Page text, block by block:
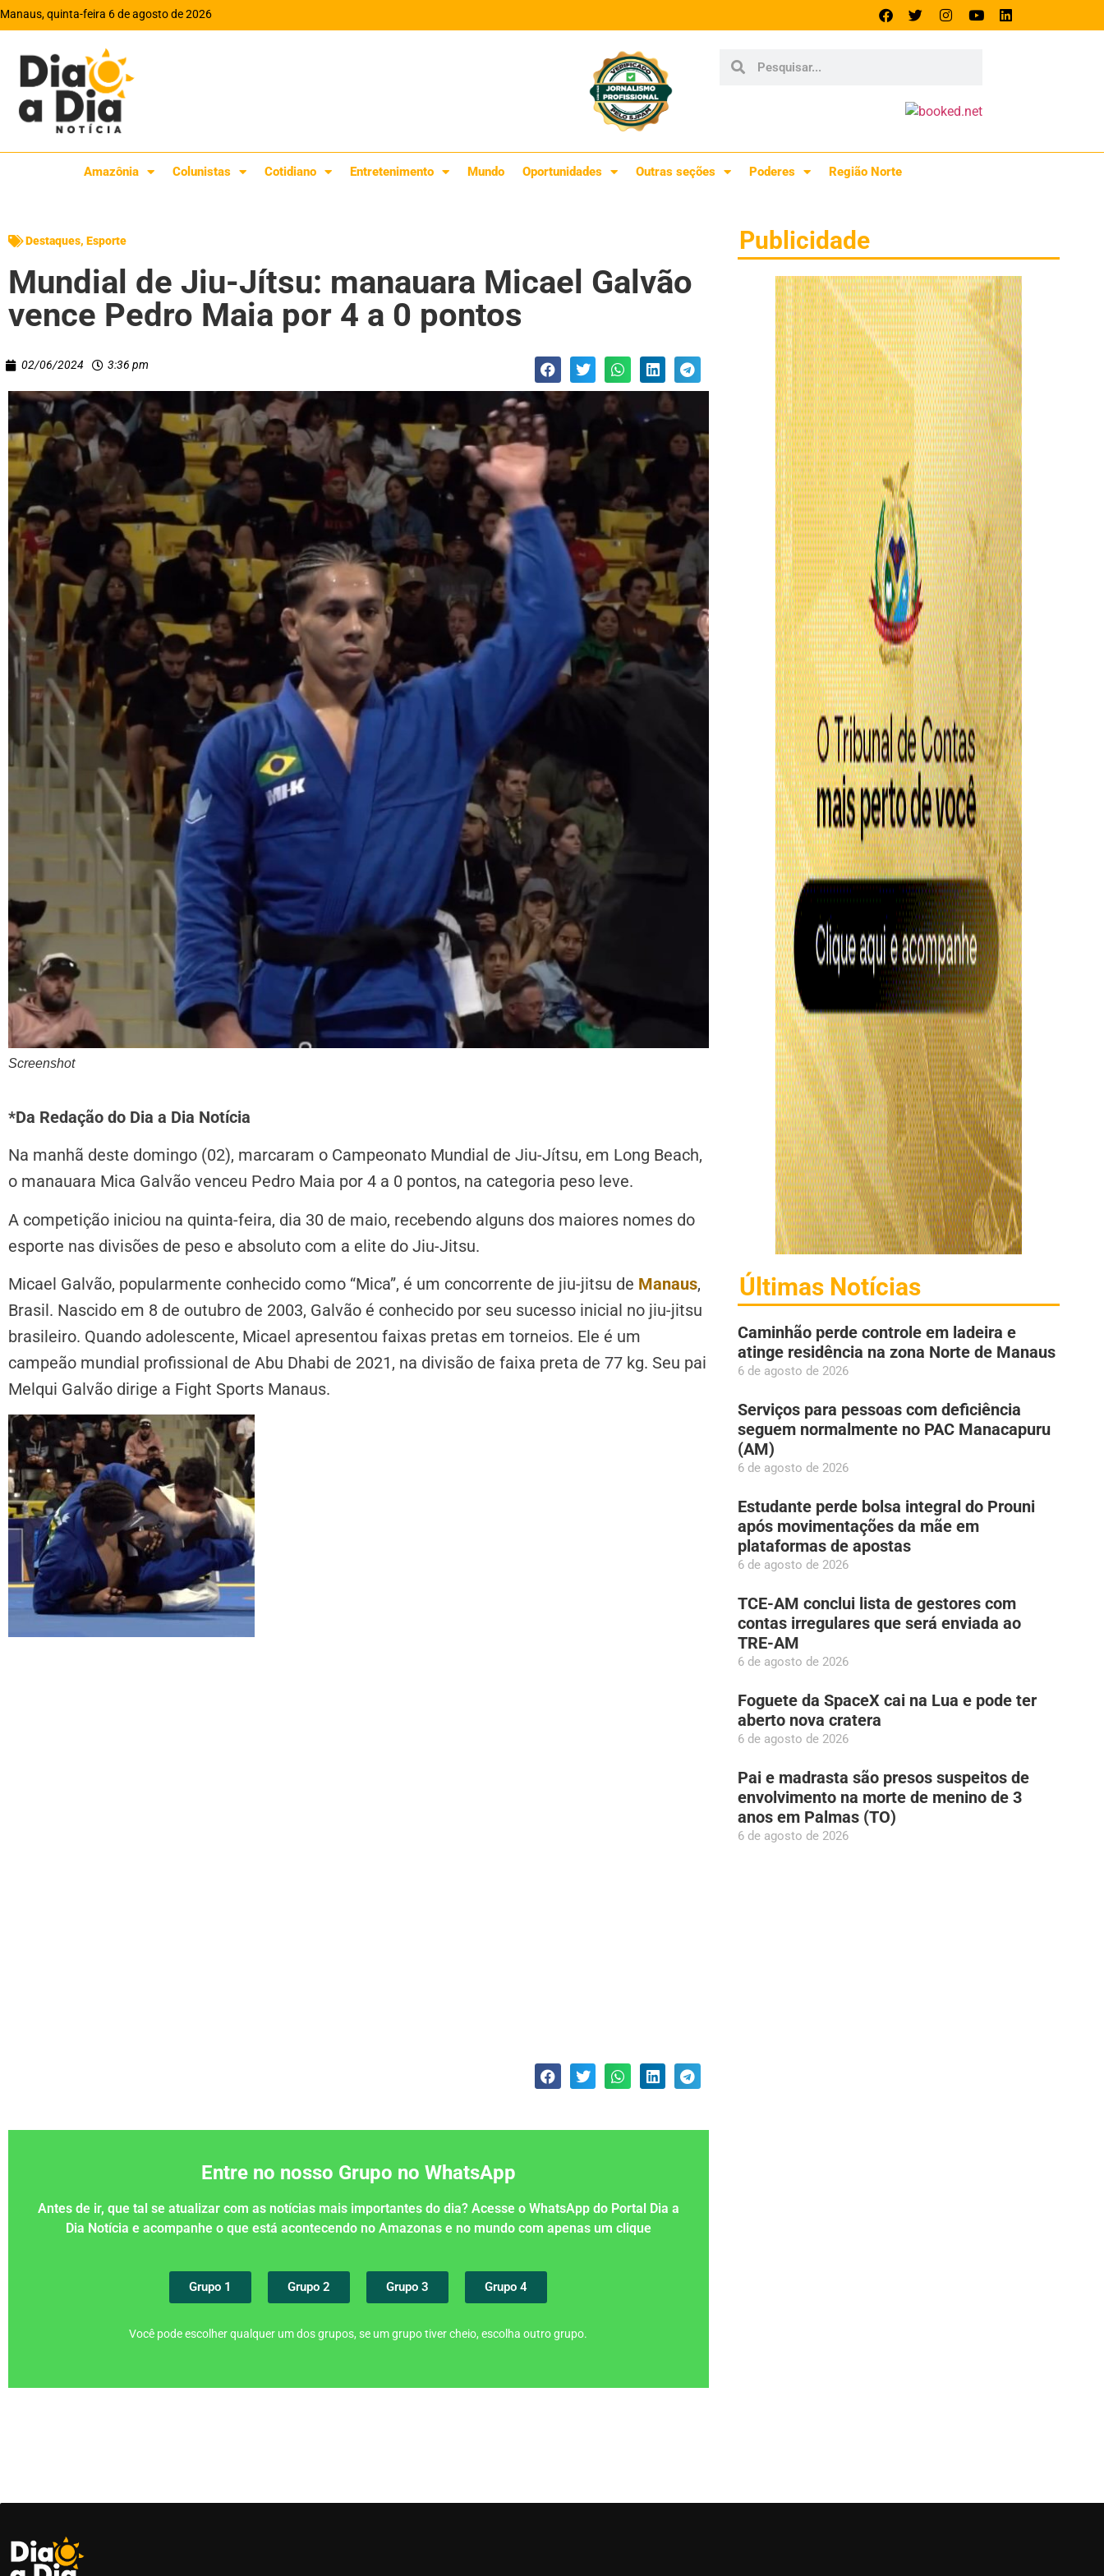
Manaus, quinta-feira 6 de agosto de 2026
Amazônia Colunistas Cotidiano Entretenimento Mundo Oportunidades Outras seções Poderes Região Norte
Destaques, Esporte
Mundial de Jiu-Jítsu: manauara Micael Galvão
vence Pedro Maia por 4 a 0 pontos
02/06/2024 3:36 pm
Screenshot
*Da Redação do Dia a Dia Notícia
Na manhã deste domingo (02), marcaram o Campeonato Mundial de Jiu-Jítsu, em Long Beach,
o manauara Mica Galvão venceu Pedro Maia por 4 a 0 pontos, na categoria peso leve.
A competição iniciou na quinta-feira, dia 30 de maio, recebendo alguns dos maiores nomes do
esporte nas divisões de peso e absoluto com a elite do Jiu-Jitsu.
Micael Galvão, popularmente conhecido como “Mica”, é um concorrente de jiu-jitsu de Manaus,
Brasil. Nascido em 8 de outubro de 2003, Galvão é conhecido por seu sucesso inicial no jiu-jitsu
brasileiro. Quando adolescente, Micael apresentou faixas pretas em torneios. Ele é um
campeão mundial profissional de Abu Dhabi de 2021, na divisão de faixa preta de 77 kg. Seu pai
Melqui Galvão dirige a Fight Sports Manaus.
Entre no nosso Grupo no WhatsApp
Antes de ir, que tal se atualizar com as notícias mais importantes do dia? Acesse o WhatsApp do Portal Dia a
Dia Notícia e acompanhe o que está acontecendo no Amazonas e no mundo com apenas um clique
Grupo 1 Grupo 2 Grupo 3 Grupo 4
Você pode escolher qualquer um dos grupos, se um grupo tiver cheio, escolha outro grupo.
Publicidade
Últimas Notícias
Caminhão perde controle em ladeira e
atinge residência na zona Norte de Manaus
6 de agosto de 2026
Serviços para pessoas com deficiência
seguem normalmente no PAC Manacapuru
(AM)
6 de agosto de 2026
Estudante perde bolsa integral do Prouni
após movimentações da mãe em
plataformas de apostas
6 de agosto de 2026
TCE-AM conclui lista de gestores com
contas irregulares que será enviada ao
TRE-AM
6 de agosto de 2026
Foguete da SpaceX cai na Lua e pode ter
aberto nova cratera
6 de agosto de 2026
Pai e madrasta são presos suspeitos de
envolvimento na morte de menino de 3
anos em Palmas (TO)
6 de agosto de 2026